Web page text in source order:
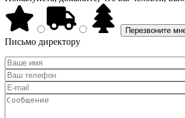
Письмо директору